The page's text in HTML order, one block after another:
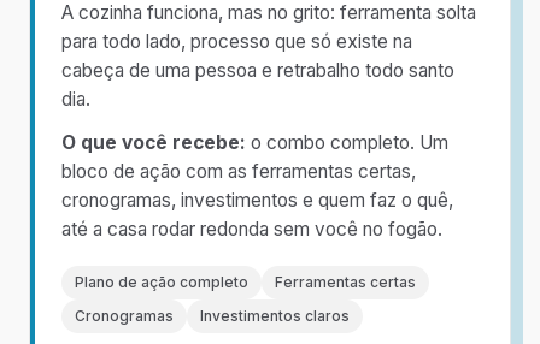
A cozinha funciona, mas no grito: ferramenta solta
para todo lado, processo que só existe na
cabeça de uma pessoa e retrabalho todo santo
dia.
O que você recebe: o combo completo. Um
bloco de ação com as ferramentas certas,
cronogramas, investimentos e quem faz o quê,
até a casa rodar redonda sem você no fogão.
Plano de ação completo
Ferramentas certas
Cronogramas
Investimentos claros